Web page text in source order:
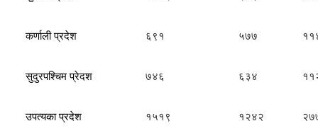
कर्णाली प्रदेश ६९१ ५७७
सुदुरपश्चिम प्रेदश ७४६ ६३४
उपत्यका प्रदेश १५१९ १२४२